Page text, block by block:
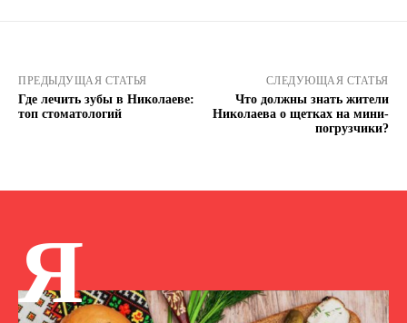
ПРЕДЫДУЩАЯ СТАТЬЯ
Где лечить зубы в Николаеве:
топ стоматологий
СЛЕДУЮЩАЯ СТАТЬЯ
Что должны знать жители
Николаева о щетках на мини-
погрузчики?
Я